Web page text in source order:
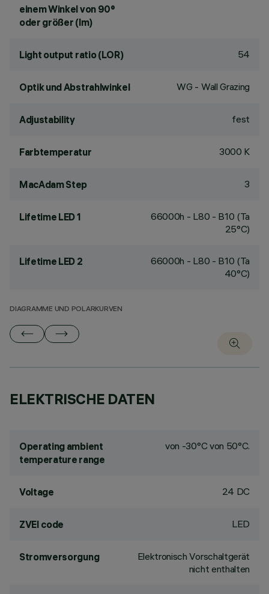
einem Winkel von 90°
oder größer (lm)
Light output ratio (LOR) 54
Optik und Abstrahlwinkel WG - Wall Grazing
Adjustability fest
Farbtemperatur 3000 K
MacAdam Step 3
Lifetime LED 1
66000h - L80 - B10 (Ta
25°C)
Lifetime LED 2
66000h - L80 - B10 (Ta
40°C)
DIAGRAMME UND POLARKURVEN
ELEKTRISCHE DATEN
Operating ambient
temperature range
von -30°C von 50°C.
Voltage 24 DC
ZVEI code LED
Stromversorgung
Elektronisch Vorschaltgerät
nicht enthalten